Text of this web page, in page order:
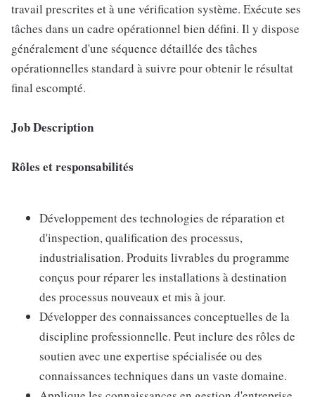
travail prescrites et à une vérification système. Exécute ses
tâches dans un cadre opérationnel bien défini. Il y dispose
généralement d'une séquence détaillée des tâches
opérationnelles standard à suivre pour obtenir le résultat
final escompté.
Job Description
Rôles et responsabilités
Développement des technologies de réparation et
d'inspection, qualification des processus,
industrialisation. Produits livrables du programme
conçus pour réparer les installations à destination
des processus nouveaux et mis à jour.
Développer des connaissances conceptuelles de la
discipline professionnelle. Peut inclure des rôles de
soutien avec une expertise spécialisée ou des
connaissances techniques dans un vaste domaine.